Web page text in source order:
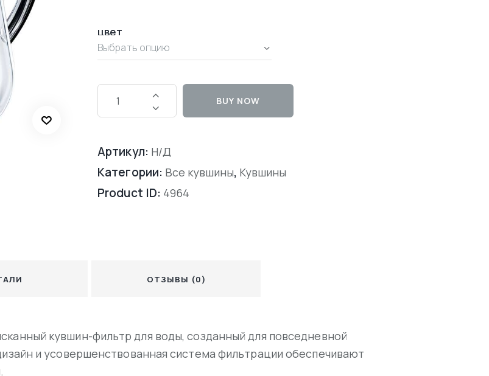
цвет
BUY NOW
Артикул: Н/Д
Категории: Все кувшины, Кувшины
Product ID: 4964
ОТЗЫВЫ (0)
кувшин-фильтр для воды, созданный для повседневной
и усовершенствованная система фильтрации обеспечивают